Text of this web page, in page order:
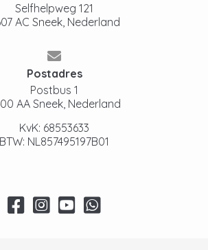
Selfhelpweg 121
AC Sneek, Nederland
Postadres
Postbus 1
AA Sneek, Nederland
KvK: 68553633
BTW: NL857495197B01